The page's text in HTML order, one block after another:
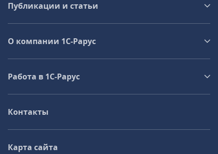
Публикации и статьи
О компании 1C-Рарус
Работа в 1С‑Рарус
Контакты
Карта сайта